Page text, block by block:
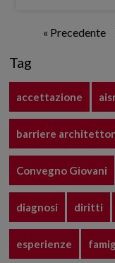
« Precedente
Tag
accettazione
barriere
Convegno Giovani
diagnosi diritti
esperienze